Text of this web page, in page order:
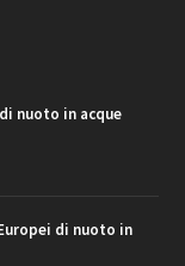
nuoto in acque
di nuoto in